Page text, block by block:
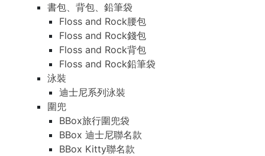
書包、背包、鉛筆袋
Floss and Rock腰包
Floss and Rock錢包
Floss and Rock背包
Floss and Rock鉛筆袋
泳裝
迪士尼系列泳裝
圍兜
BBox旅行圍兜袋
BBox 迪士尼聯名款
BBox Kitty聯名款